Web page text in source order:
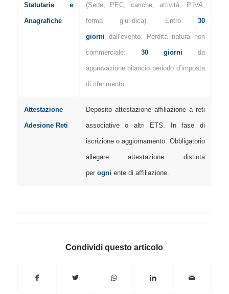
Statutarie e
Anagrafiche
(Sede, PEC, cariche, attività, P.IVA,
forma giuridica). Entro 30
giorni dall’evento. Perdita natura non
commerciale: 30 giorni da
approvazione bilancio periodo d’imposta
di riferimento.
Attestazione
Adesione Reti
Deposito attestazione affiliazione a reti
associative o altri ETS. In fase di
iscrizione o aggiornamento. Obbligatorio
allegare attestazione distinta
per ogni ente di affiliazione.
Condividi questo articolo